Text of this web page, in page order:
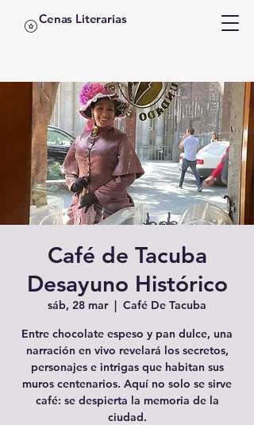
Cenas Literarias
Café de Tacuba
Desayuno Histórico
sáb, 28 mar
  |
Café De Tacuba
Entre chocolate espeso y pan dulce, una
narración en vivo revelará los secretos,
personajes e intrigas que habitan sus
muros centenarios. Aquí no solo se sirve
café: se despierta la memoria de la
ciudad.